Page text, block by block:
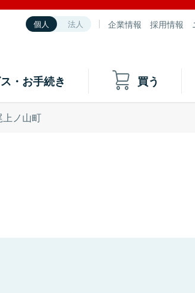
個人 法人 企業情報 採用情報
・お手続き 買う
上ノ山町